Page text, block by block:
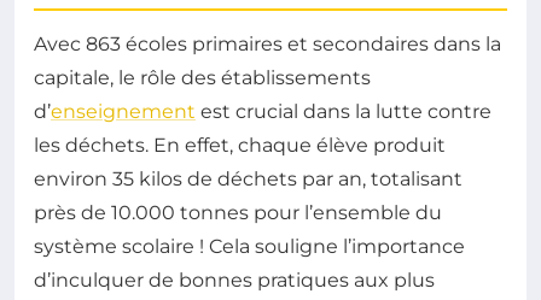
Avec 863 écoles primaires et secondaires dans la
capitale, le rôle des établissements
d’enseignement est crucial dans la lutte contre
les déchets. En effet, chaque élève produit
environ 35 kilos de déchets par an, totalisant
près de 10.000 tonnes pour l’ensemble du
système scolaire ! Cela souligne l’importance
d’inculquer de bonnes pratiques aux plus